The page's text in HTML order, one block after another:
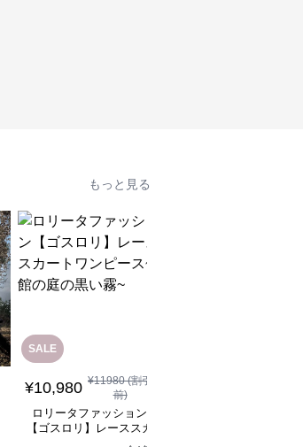
もっと見る
SALE
¥10,980 ¥11980(割引
前)
ロリータファッション
【ゴスロリ】レーススカ
ートワンピース~館の庭